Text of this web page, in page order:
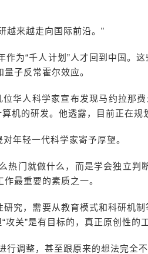
越来越走向国际前沿。”
作为“千人计划”人才回到中国。
子反常霍尔效应。
华人科学家宣布发现马约拉那
机的研发。他透露，目前正在规
年轻一代科学家寄予厚望。
热门就做什么，而是学会独立判
最重要的素质之一。
究，需要从教育模式和科研机
攻关”是有目标的，真正原创性的
行调整，甚至跟原来的想法完全不